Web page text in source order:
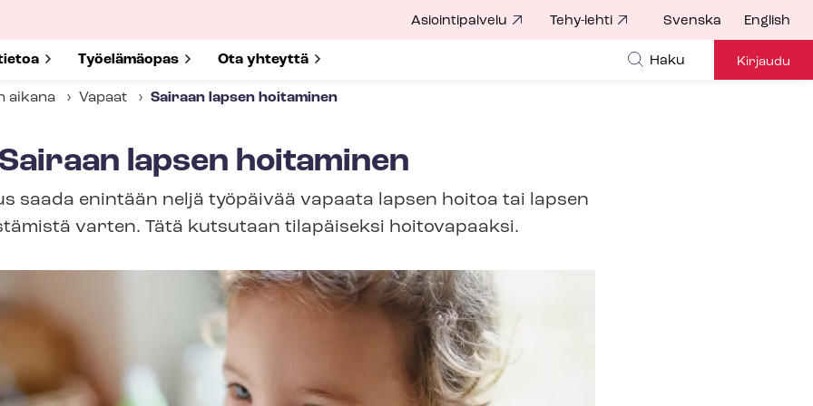
for
Show submenu for
Työelämäopas Show submenu for
Ota yhteyttä
Asiointipalvelu Tehy-lehti Svenska English
Haku Kirjaudu
aikana Vapaat Sairaan lapsen hoitaminen
Sairaan lapsen hoitaminen
saada enintään neljä työpäivää vapaata lapsen hoitoa tai lapsen
varten. Tätä kutsutaan tilapäiseksi hoitovapaaksi.